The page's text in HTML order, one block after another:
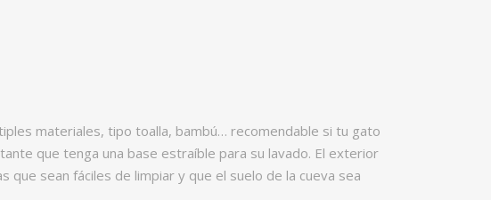
materiales, tipo toalla, bambú… recomendable si tu gato
que tenga una base estraíble para su lavado. El exterior
sean fáciles de limpiar y que el suelo de la cueva sea